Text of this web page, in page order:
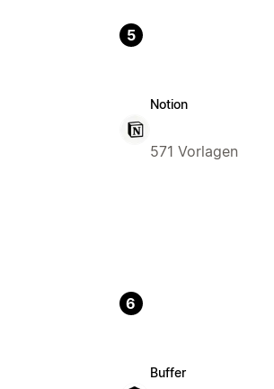
5
Notion
571 Vorlagen
6
Buffer